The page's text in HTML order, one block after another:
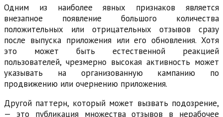
Одним из наиболее явных признаков является
внезапное появление большого количества
положительных или отрицательных отзывов сразу
после выпуска приложения или его обновления. Хотя
это может быть естественной реакцией
пользователей, чрезмерно высокая активность может
указывать на организованную кампанию по
продвижению или очернению приложения.
Другой паттерн, который может вызвать подозрение,
— это публикация множества отзывов в нерабочее